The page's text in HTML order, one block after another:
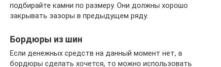
подбирайте камни по размеру. Они должны хорошо
закрывать зазоры в предыдущем ряду.
Бордюры из шин
Если денежных средств на данный момент нет, а
бордюры сделать хочется, то можно использовать